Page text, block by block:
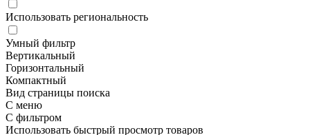
Использовать региональность
Умный фильтр
Вертикальный
Горизонтальный
Компактный
Вид страницы поиска
С меню
С фильтром
Использовать быстрый просмотр товаров